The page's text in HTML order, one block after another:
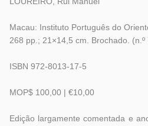
Macau: Instituto Português do
268 pp.; 21×14,5 cm. Brochado. (n.º
ISBN 972-8013-17-5
MOP$ 100,00 | €10,00
Edição largamente comentada e